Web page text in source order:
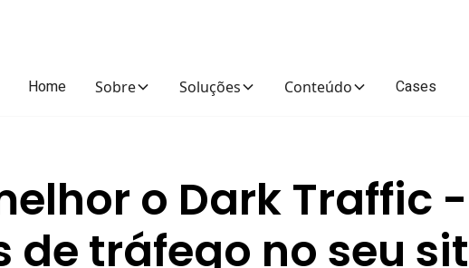
Home Sobre Soluções Conteúdo Cases
o Dark Traffic
de tráfego no seu